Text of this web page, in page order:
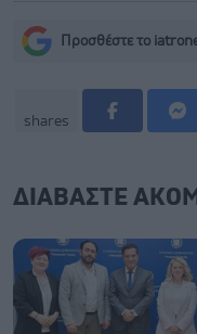
Προσθέστε το
shares
ΔΙΑΒΑΣΤΕ